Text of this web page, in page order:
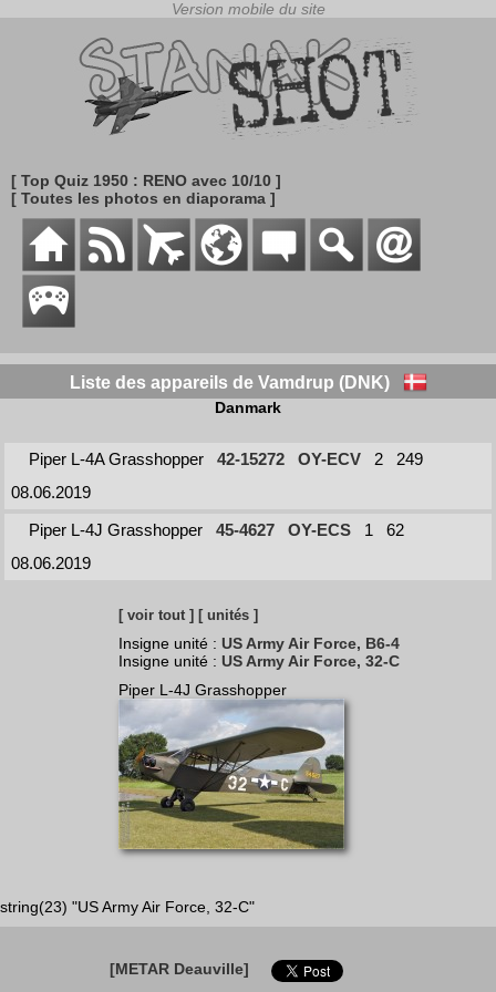
[ Top Quiz 1950 : RENO avec 10/10 ]
[ Toutes les photos en diaporama ]
Liste des appareils de Vamdrup (DNK)
Danmark
Piper L-4A Grasshopper 42-15272 OY-ECV 2
249
08.06.2019
Piper L-4J Grasshopper
45-4627 OY-ECS 1
62
08.06.2019
[ voir tout ] [ unités ]
Insigne unité : US Army Air Force, B6-4
Insigne unité : US Army Air Force, 32-C
Piper L-4J Grasshopper
string(23) "US Army Air Force, 32-C"
[METAR Deauville]